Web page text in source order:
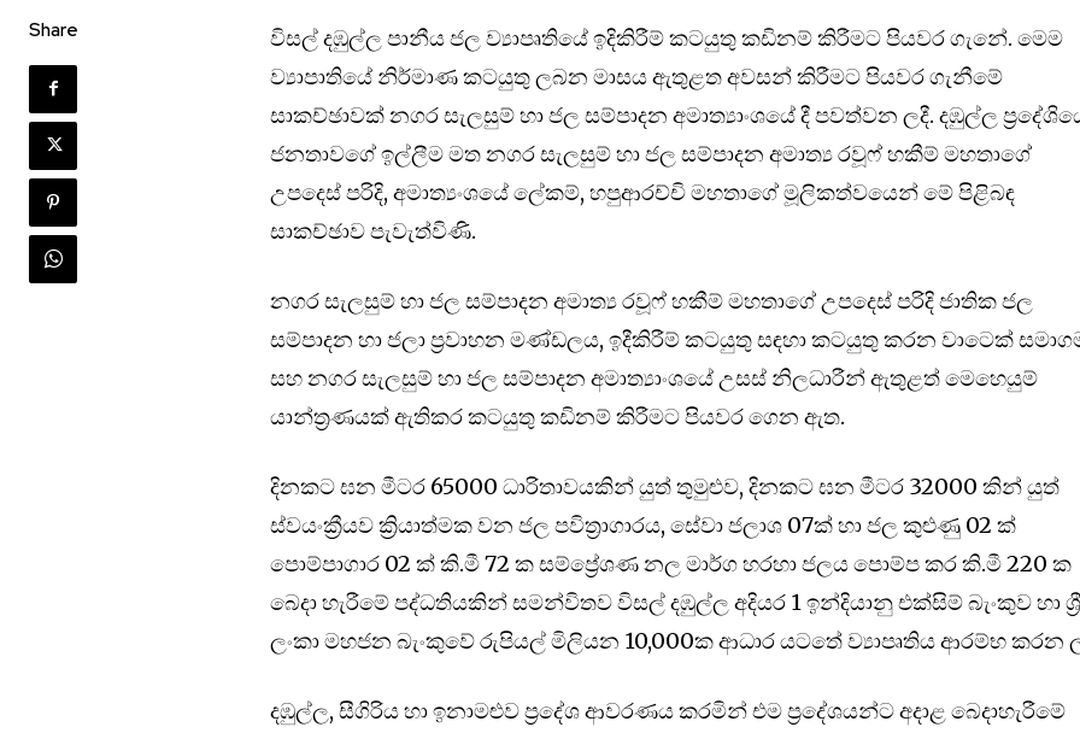
Share
විසල් දඹුල්ල පානීය ජල ව්‍යාපෘතියේ ඉදිකිරීම් කටයුතු කඩිනම් කිරීමට පියවර ගැනේ. මෙම
ව්‍යාපාතියේ නිර්මාණ කටයුතු ලබන මාසය ඇතුළත අවසන් කිරීමට පියවර ගැනීමේ
සාකච්ඡාවක් නගර සැලසුම් හා ජල සම්පාදන අමාත්‍යාංශයේ දී පවත්වන ලදී. දඹුල්ල
ජනතාවගේ ඉල්ලීම මත නගර සැලසුම් හා ජල සම්පාදන අමාත්‍ය රවූෆ් හකීම් මහතාගේ
උපදෙස් පරිදි, අමාත්‍යංශයේ ලේකම්, හපුආරච්චි මහතාගේ මූලිකත්වයෙන් මේ පිළිබඳ
සාකච්ඡාව පැවැත්විණි.
නගර සැලසුම් හා ජල සම්පාදන අමාත්‍ය රවූෆ් හකීම් මහතාගේ උපදෙස් පරිදි ජාතික ජල
සම්පාදන හා ජලා ප්‍රවාහන මණ්ඩලය, ඉදීකිරීම් කටයුතු සඳහා කටයුතු කරන වාටෙක්
සහ නගර සැලසුම් හා ජල සම්පාදන අමාත්‍යාංශයේ උසස් නිලධාරීන් ඇතුළත් මෙහෙයුම්
යාන්ත්‍රණයක් ඇතිකර කටයුතු කඩිනම් කිරීමට පියවර ගෙන ඇත.
දිනකට ඝන මීටර 65000 ධාරිතාවයකින් යුත් තුමුළුව, දිනකට ඝන මීටර 32000 කින් යුත්
ස්වයංක්‍රීයව ක්‍රියාත්මක වන ජල පවිත්‍රාගාරය, සේවා ජලාශ 07ක් හා ජල කුළුණු 02 ක්
පොම්පාගාර 02 ක් කි.මී 72 ක සම්ප්‍රේශණ නල මාර්ග හරහා ජලය පොම්ප කර කි.මී 220 ක
බෙදා හැරීමේ පද්ධතියකින් සමන්විතව විසල් දඹුල්ල අදියර 1 ඉන්දියානු එක්සිම් බැංකුව හා ශ්‍රී
ලංකා මහජන බැංකුවේ රුපියල් මිලියන 10,000ක ආධාර යටතේ ව්‍යාපෘතිය ආරම්භ කරන
දඹුල්ල, සීගිරිය හා ඉනාමළුව ප්‍රදේශ ආවරණය කරමින් එම ප්‍රදේශයන්ට අදාළ බෙදාහැරීමේ